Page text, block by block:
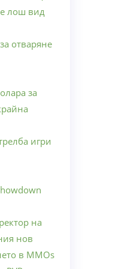
е лош вид
отваряне
за
игри
на
нов
в MMOs